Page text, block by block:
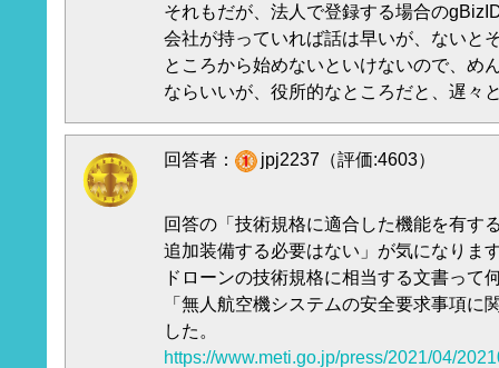
それもだが、法人で登録する場合の
会社が持っていれば話は早いが、ないと
ところから始めないといけないので、め
ならいいが、役所的なところだと、遅々
回答者： jpj2237（評価:4603）
回答の「技術規格に適合した機能を有す
追加装備する必要はない」が気になりま
ドローンの技術規格に相当する文書って
「無人航空機システムの安全要求事項に
した。
https://www.meti.go.jp/press/2021/04/